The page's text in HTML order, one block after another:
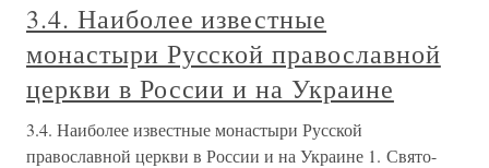
3.4. Наиболее известные
монастыри Русской православной
церкви в России и на Украине
3.4. Наиболее известные монастыри Русской
православной церкви в России и на Украине 1. Свято-